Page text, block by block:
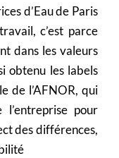
d’Eau de Paris
c’est parce
dans les valeurs
obtenu les labels
de l’AFNOR, qui
l’entreprise pour
des différences,